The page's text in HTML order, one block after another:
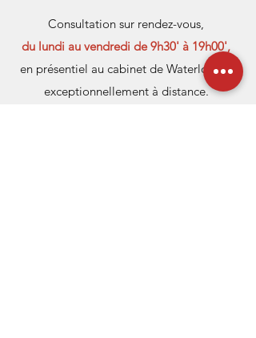
Consultation sur rendez-vous,
du lundi au vendredi de 9h30' à 19h00',
en présentiel au cabinet de Waterloo ou
exceptionnellement à distance.